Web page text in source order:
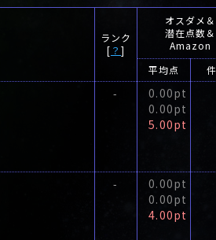
ランク
[ ？]
オスダメ＆
潜在点数＆
Amazon
平均点
-
0.00pt
0.00pt
5.00pt
-
0.00pt
0.00pt
4.00pt